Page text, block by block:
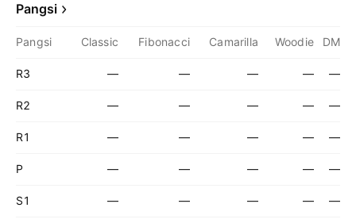
Pangsi
Pangsi Classic Fibonacci Camarilla Woodie DM
R3 — — — — —
R2 — — — — —
R1 — — — — —
P — — — — —
S1 — — — — —